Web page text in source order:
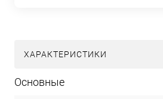
ХАРАКТЕРИСТИКИ
Основные